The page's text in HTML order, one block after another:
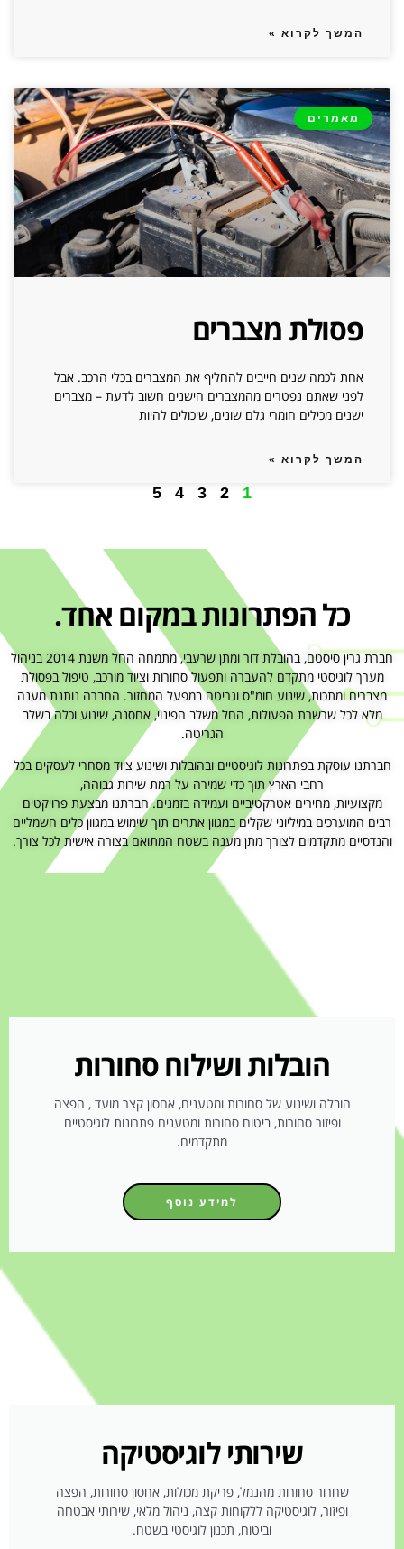
המשך לקרוא »
מאמרים
פסולת מצברים
אחת לכמה שנים חייבים להחליף את המצברים בכלי הרכב. אבל
לפני שאתם נפטרים מהמצברים הישנים חשוב לדעת – מצברים
ישנים מכילים חומרי גלם שונים, שיכולים להיות
המשך לקרוא »
1
2
3
4
5
כל הפתרונות במקום אחד.
חברת גרין סיסטם, בהובלת דור ומתן שרעבי, מתמחה החל משנת 2014 בניהול
מערך לוגיסטי מתקדם להעברה ותפעול סחורות וציוד מורכב, טיפול בפסולת
מצברים ומתכות, שינוע חומ"ס וגריטה במפעל המחזור. החברה נותנת מענה
מלא לכל שרשרת הפעולות, החל משלב הפינוי, אחסנה, שינוע וכלה בשלב
הגריטה.
חברתנו עוסקת בפתרונות לוגיסטיים ובהובלות ושינוע ציוד מסחרי לעסקים בכל
רחבי הארץ תוך כדי שמירה על רמת שירות גבוהה,
מקצועיות, מחירים אטרקטיביים ועמידה בזמנים. חברתנו מבצעת פרויקטים
רבים המוערכים במיליוני שקלים במגוון אתרים תוך שימוש במגוון כלים חשמליים
והנדסיים מתקדמים לצורך מתן מענה בשטח המתואם בצורה אישית לכל צורך.
הובלות ושילוח סחורות
הובלה ושינוע של סחורות ומטענים, אחסון קצר מועד , הפצה
ופיזור סחורות, ביטוח סחורות ומטענים פתרונות לוגיסטיים
מתקדמים.
למידע נוסף
שירותי לוגיסטיקה
שחרור סחורות מהנמל, פריקת מכולות, אחסון סחורות, הפצה
ופיזור, לוגיסטיקה ללקוחות קצה, ניהול מלאי, שירותי אבטחה
וביטוח, תכנון לוגיסטי בשטח.